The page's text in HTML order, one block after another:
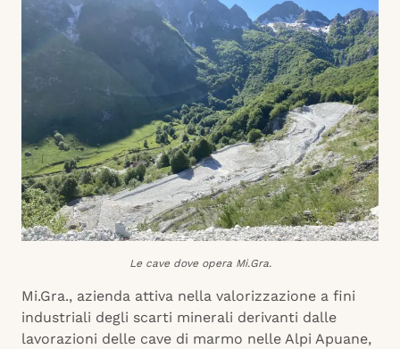
Le cave dove opera Mi.Gra.
Mi.Gra., azienda attiva nella valorizzazione a fini
industriali degli scarti minerali derivanti dalle
lavorazioni delle cave di marmo nelle Alpi Apuane,